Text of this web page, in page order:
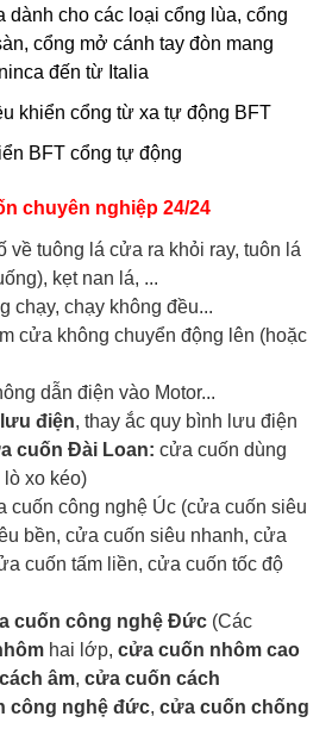
dành cho các loại cổng lùa, cổng
cổng mở cánh tay đòn mang
đến từ Italia
khiển cổng từ xa tự động BFT
BFT cổng tự động
chuyên nghiệp 24/24
về tuông lá cửa ra khỏi ray, tuôn lá
kẹt nan lá, ...
chạy, chạy không đều...
cửa không chuyển động lên (hoặc
dẫn điện vào Motor...
điện, thay ắc quy bình lưu điện
cuốn Đài Loan: cửa cuốn dùng
lò xo kéo)
cuốn công nghệ Úc (cửa cuốn siêu
bền, cửa cuốn siêu nhanh, cửa
cuốn tấm liền, cửa cuốn tốc độ
cuốn công nghệ Đức (Các
hai lớp, cửa cuốn nhôm cao
âm, cửa cuốn cách
công nghệ đức, cửa cuốn chống